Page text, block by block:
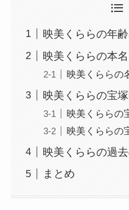
映美くららの年齢
映美くららの本
映美くららの
映美くららの宝
映美くららの
映美くららの
映美くららの過
まとめ